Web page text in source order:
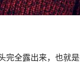
全露出来，也就